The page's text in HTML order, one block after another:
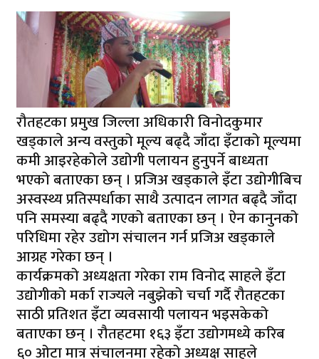
रौतहटका प्रमुख जिल्ला अधिकारी विनोदकुमार
खड्काले अन्य वस्तुको मूल्य बढ्दै जाँदा इँटाको मूल्यमा
कमी आइरहेकोले उद्योगी पलायन हुनुपर्ने बाध्यता
भएको बताएका छन् । प्रजिअ खड्काले इँटा उद्योगीबिच
अस्वस्थ्य प्रतिस्पर्धाका साथै उत्पादन लागत बढ्दै जाँदा
पनि समस्या बढ्दै गएको बताएका छन् । ऐन कानुनको
परिधिमा रहेर उद्योग संचालन गर्न प्रजिअ खड्काले
आग्रह गरेका छन् ।
कार्यक्रमको अध्यक्षता गरेका राम विनोद साहले इँटा
उद्योगीको मर्का राज्यले नबुझेको चर्चा गर्दै रौतहटका
साठी प्रतिशत इँटा व्यवसायी पलायन भइसकेको
बताएका छन् । रौतहटमा १६३ इँटा उद्योगमध्ये करिब
६० ओटा मात्र संचालनमा रहेको अध्यक्ष साहले